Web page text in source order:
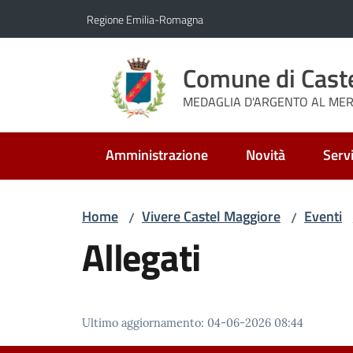
Regione Emilia-Romagna
Comune di
MEDAGLIA D'ARGENTO AL
Amministrazione Novità
Home / Vivere Castel Maggiore / Eventi
Allegati
Ultimo aggiornamento: 04-06-2026 08:44